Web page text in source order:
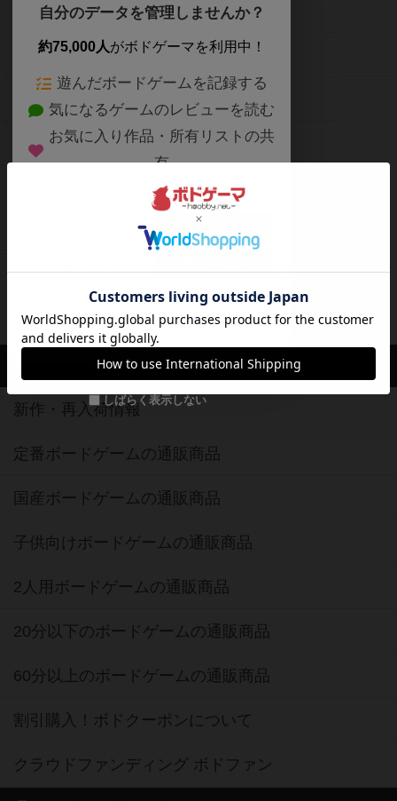
自分のデータを管理しませんか？
約75,000人がボドゲーマを利用中！
遊んだボードゲームを記録する
気になるゲームのレビューを読む
お気に入り作品・所有リストの共
有
ログイン / 会員登録（10秒）
または
メールで会員登録
しばらく表示しない
ボードゲームを検索する
ボードゲームの新着レビュー
ボードゲーム会情報
メカニクス特集
掲示板・トピックス
ボドとも・会員一覧
ボードゲーム業界コラム
ボドゲーマご利用案内
ボードゲーム通販
新作・再入荷情報
定番ボードゲームの通販商品
国産ボードゲームの通販商品
子供向けボードゲームの通販商品
2人用ボードゲームの通販商品
20分以下のボードゲームの通販商品
60分以上のボードゲームの通販商品
割引購入！ボドクーポンについて
クラウドファンディング ボドファン